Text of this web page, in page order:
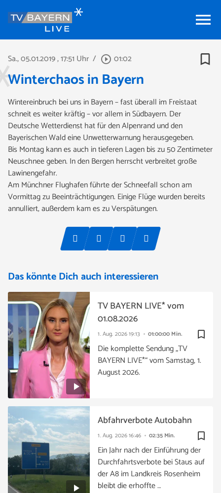
menu
Sa., 05.01.2019, 17:51 Uhr / play_circle_outline 01:02 bookmark_border
Winterchaos in Bayern
Wintereinbruch bei uns in Bayern – fast überall im Freistaat
schneit es weiter kräftig – vor allem in Südbayern. Der
Deutsche Wetterdienst hat für den Alpenrand und den
Bayerischen Wald eine Unwetterwarnung herausgegeben.
Bis Montag kann es auch in tieferen Lagen bis zu 50 Zentimeter
Neuschnee geben. In den Bergen herrscht verbreitet große
Lawinengefahr.
Am Münchner Flughafen führte der Schneefall schon am
Vormittag zu Beeinträchtigungen. Einige Flüge wurden bereits
annulliert, außerdem kam es zu Verspätungen.
Das könnte Dich auch interessieren
bookmark_border
1. Aug. 202619:13 01:00:00 Min.
TV BAYERN LIVE* vom
01.08.2026
Die komplette Sendung „TV
BAYERN LIVE*“ vom Samstag, 1.
August 2026.
bookmark_border
1. Aug. 202616:46 02:35 Min.
Abfahrverbote Autobahn
Ein Jahr nach der Einführung der
Durchfahrtsverbote bei Staus auf
der A8 im Landkreis Rosenheim
bleibt die erhoffte …